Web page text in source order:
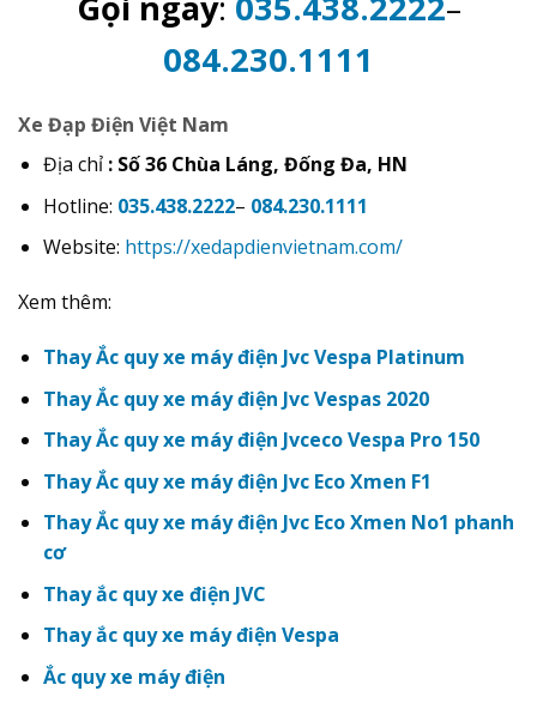
084.230.1111
Xe Đạp Điện Việt Nam
Địa chỉ : Số 36 Chùa Láng, Đống Đa, HN
Hotline: 035.438.2222– 084.230.1111
Website: https://xedapdienvietnam.com/
Xem thêm:
Thay Ắc quy xe máy điện Jvc Vespa Platinum
Thay Ắc quy xe máy điện Jvc Vespas 2020
Thay Ắc quy xe máy điện Jvceco Vespa Pro 150
Thay Ắc quy xe máy điện Jvc Eco Xmen F1
Thay Ắc quy xe máy điện Jvc Eco Xmen No1 phanh
cơ
Thay ắc quy xe điện JVC
Thay ắc quy xe máy điện Vespa
Ắc quy xe máy điện